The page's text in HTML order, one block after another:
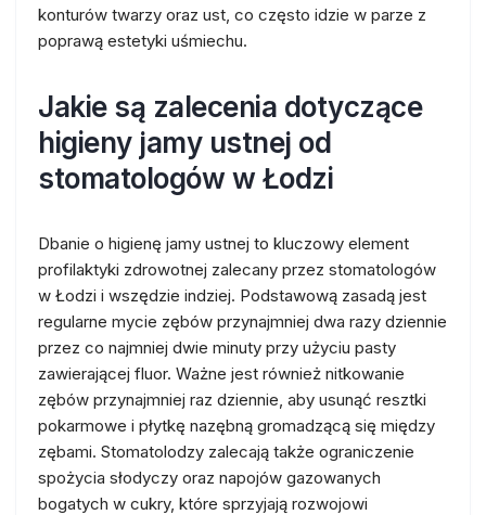
konturów twarzy oraz ust, co często idzie w parze z
poprawą estetyki uśmiechu.
Jakie są zalecenia dotyczące
higieny jamy ustnej od
stomatologów w Łodzi
Dbanie o higienę jamy ustnej to kluczowy element
profilaktyki zdrowotnej zalecany przez stomatologów
w Łodzi i wszędzie indziej. Podstawową zasadą jest
regularne mycie zębów przynajmniej dwa razy dziennie
przez co najmniej dwie minuty przy użyciu pasty
zawierającej fluor. Ważne jest również nitkowanie
zębów przynajmniej raz dziennie, aby usunąć resztki
pokarmowe i płytkę nazębną gromadzącą się między
zębami. Stomatolodzy zalecają także ograniczenie
spożycia słodyczy oraz napojów gazowanych
bogatych w cukry, które sprzyjają rozwojowi